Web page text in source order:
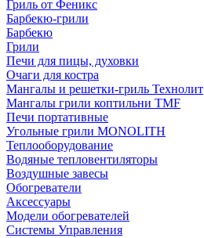
Гриль от Феникс
Барбекю-грили
Барбекю
Грили
Печи для пицы, духовки
Очаги для костра
Мангалы и решетки-гриль Технолит
Мангалы грили коптильни TMF
Печи портативные
Угольные грили MONOLITH
Теплооборудование
Водяные тепловентиляторы
Воздушные завесы
Обогреватели
Аксессуары
Модели обогревателей
Системы Управления